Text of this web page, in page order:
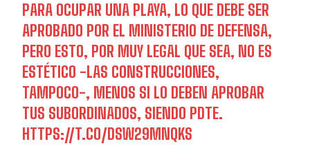
PARA OCUPAR UNA PLAYA, LO QUE DEBE SER
APROBADO POR EL MINISTERIO DE DEFENSA,
PERO ESTO, POR MUY LEGAL QUE SEA, NO ES
ESTÉTICO -LAS CONSTRUCCIONES,
TAMPOCO-, MENOS SI LO DEBEN APROBAR
TUS SUBORDINADOS, SIENDO PDTE.
HTTPS://T.CO/DSW29MNQKS